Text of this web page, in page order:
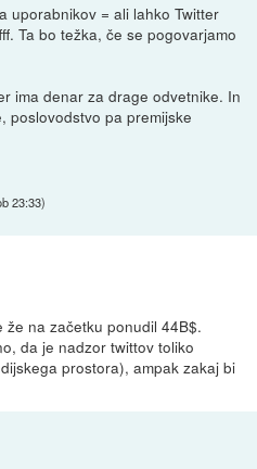
uporabnikov = ali lahko Twitter
Ta bo težka, če se pogovarjamo
ima denar za drage odvetnike. In
poslovodstvo pa premijske
23:33)
že na začetku ponudil 44B$.
da je nadzor twittov toliko
prostora), ampak zakaj bi